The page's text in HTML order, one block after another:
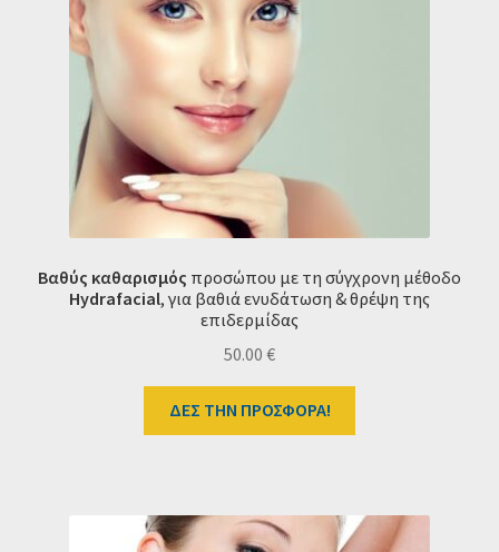
Βαθύς καθαρισμός προσώπου με τη σύγχρονη μέθοδο
Hydrafacial, για βαθιά ενυδάτωση & θρέψη της
επιδερμίδας
50.00 €
ΔΕΣ ΤΗΝ ΠΡΟΣΦΟΡΑ!